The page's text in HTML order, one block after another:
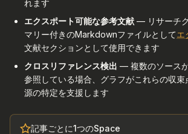
れます
エクスポート可能な参考文献 — リサーチ
マリー付きのMarkdownファイルとしてエ
文献セクションとして使用できます
クロスリファレンス検出 — 複数のソース
参照している場合、グラフがこれらの収束
源の特定を支援します
記事ごとに1つのSpace